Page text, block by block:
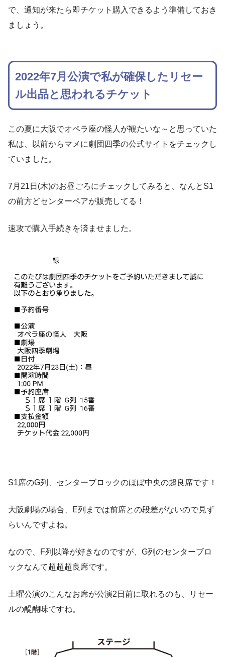
で、通知が来たら即チケット購入できるよう準備しておき
ましょう。
2022年7月公演で私が確保したリセー
ル出品と思われるチケット
この夏に大阪でオペラ座の怪人が観たいな～と思っていた
私は、以前からマメに劇団四季の公式サイトをチェックし
ていました。
7月21日(木)のお昼ごろにチェックしてみると、なんとS1
の前方どセンターペアが販売してる！
速攻で購入手続きを済ませました。
S1席のG列、センターブロックのほぼ中央の超良席です！
大阪劇場の場合、E列までは前席との段差がないので見ず
らいんですよね。
なので、F列以降が好きなのですが、G列のセンターブロ
ックなんて超超超良席です。
土曜公演のこんなお席が公演2日前に取れるのも、リセー
ルの醍醐味ですね。